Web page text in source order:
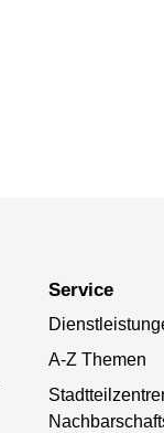
Service
A-Z Themen